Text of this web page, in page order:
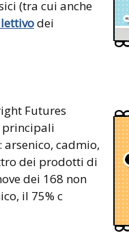
(tra cui anche
dei
Futures
principali
cadmio,
dei prodotti di
dei 168 non
il 75% c